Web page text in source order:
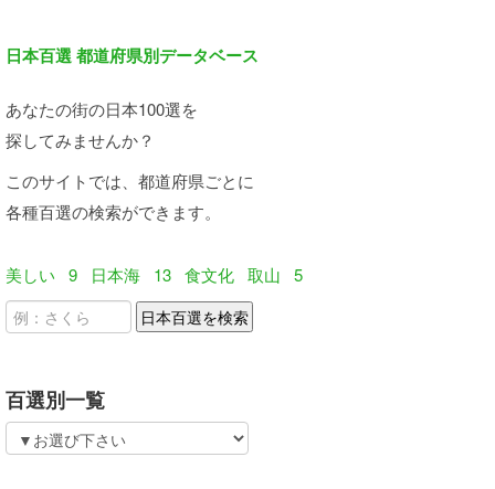
日本百選 都道府県別データベース
あなたの街の日本100選を
探してみませんか？
このサイトでは、都道府県ごとに
各種百選の検索ができます。
美しい 9 日本海 13 食文化 取山 5
百選別一覧